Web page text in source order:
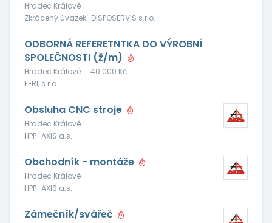
Hradec Králové
Zkrácený úvazek · DISPOSERVIS s.r.o.
ODBORNÁ REFERETNTKA DO VÝROBNÍ
SPOLEČNOSTI (ž/m)
Hradec Králové · 40 000 Kč
FERI, s.r.o.
Obsluha CNC stroje
Hradec Králové
HPP · AXIS a.s.
Obchodník - montáže
Hradec Králové
HPP · AXIS a.s.
Zámečník/svářeč